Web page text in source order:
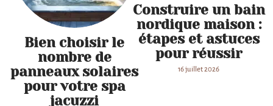
Bien choisir le
nombre de
panneaux solaires
pour votre spa
jacuzzi
Construire un bain
nordique maison :
étapes et astuces
pour réussir
16 juillet 2026